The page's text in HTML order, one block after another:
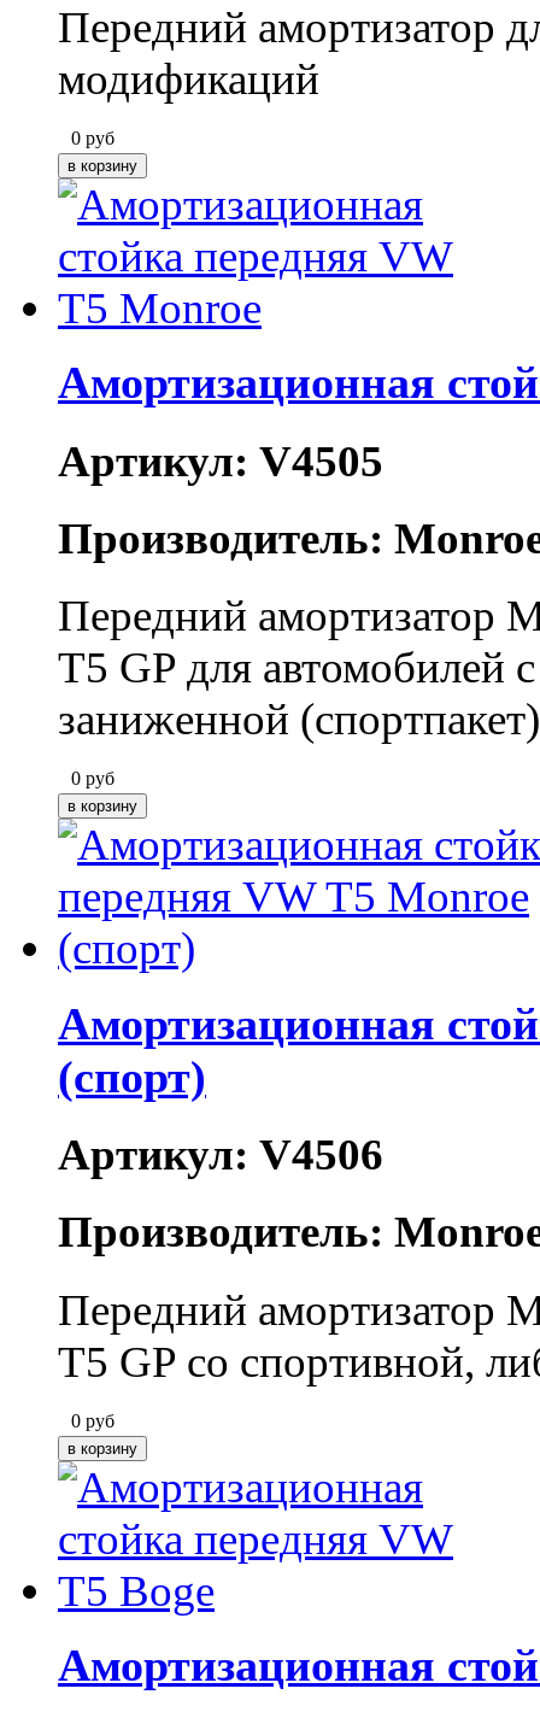
Передний амортизатор
модификаций
0 руб
Амортизационная
Артикул: V4505
Производитель:
Передний амортизатор
T5 GP для автомобилей
заниженной
0 руб
Амортизационная
(спорт)
Артикул: V4506
Производитель:
Передний амортизатор
T5 GP со спортивной,
0 руб
Амортизационная